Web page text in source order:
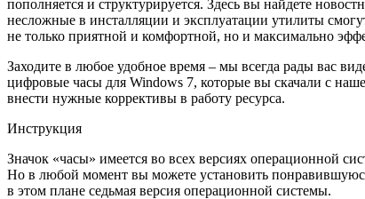
пополняется и структурируется. Здесь вы найдете
несложные в инсталляции и эксплуатации утилиты
не только приятной и комфортной, но и максимально
Заходите в любое удобное время – мы всегда рады вас
цифровые часы для Windows 7, которые вы скачали с
внести нужные коррективы в работу ресурса.
Инструкция
Значок «часы» имеется во всех версиях операционной
Но в любой момент вы можете установить
в этом плане седьмая версия операционной системы.